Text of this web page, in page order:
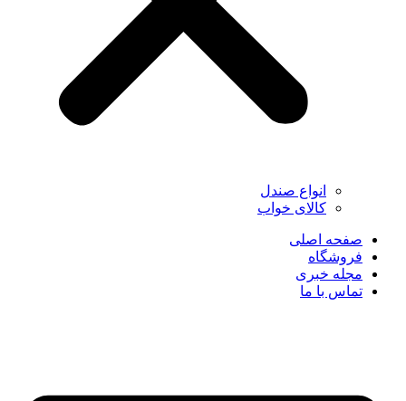
انواع صندل
کالای خواب
صفحه اصلی
فروشگاه
مجله خبری
تماس با ما